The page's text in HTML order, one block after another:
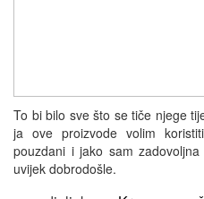
To bi bilo sve što se tiče njege
ja ove proizvode volim
pouzdani i jako sam
uvijek dobrodošle.